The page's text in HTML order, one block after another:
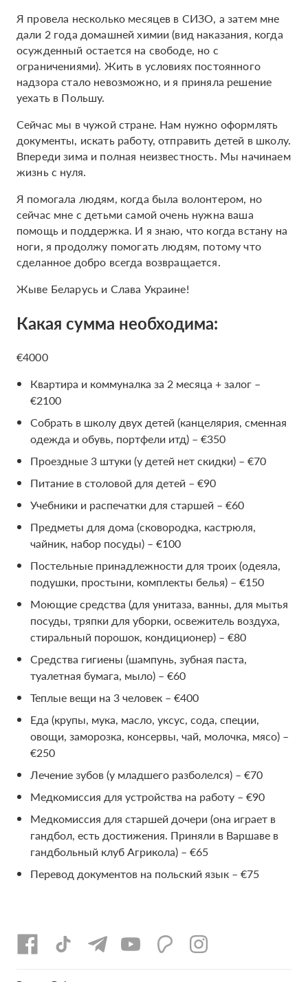
Я провела несколько месяцев в СИЗО, а затем мне
дали 2 года домашней химии (вид наказания, когда
осужденный остается на свободе, но с
ограничениями). Жить в условиях постоянного
надзора стало невозможно, и я приняла решение
уехать в Польшу.
Сейчас мы в чужой стране. Нам нужно оформлять
документы, искать работу, отправить детей в школу.
Впереди зима и полная неизвестность. Мы начинаем
жизнь с нуля.
Я помогала людям, когда была волонтером, но
сейчас мне с детьми самой очень нужна ваша
помощь и поддержка. И я знаю, что когда встану на
ноги, я продолжу помогать людям, потому что
сделанное добро всегда возвращается.
Жыве Беларусь и Слава Украине!
Какая сумма необходима:
€4000
Квартира и коммуналка за 2 месяца + залог –
€2100
Собрать в школу двух детей (канцелярия, сменная
одежда и обувь, портфели итд) – €350
Проездные 3 штуки (у детей нет скидки) – €70
Питание в столовой для детей – €90
Учебники и распечатки для старшей – €60
Предметы для дома (сковородка, кастрюля,
чайник, набор посуды) – €100
Постельные принадлежности для троих (одеяла,
подушки, простыни, комплекты белья) – €150
Моющие средства (для унитаза, ванны, для мытья
посуды, тряпки для уборки, освежитель воздуха,
стиральный порошок, кондиционер) – €80
Средства гигиены (шампунь, зубная паста,
туалетная бумага, мыло) – €60
Теплые вещи на 3 человек – €400
Еда (крупы, мука, масло, уксус, сода, специи,
овощи, заморозка, консервы, чай, молочка, мясо) –
€250
Лечение зубов (у младшего разболелся) – €70
Медкомиссия для устройства на работу – €90
Медкомиссия для старшей дочери (она играет в
гандбол, есть достижения. Приняли в Варшаве в
гандбольный клуб Агрикола) – €65
Перевод документов на польский язык – €75